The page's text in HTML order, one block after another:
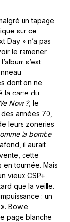
un tapage
sur ce
Day » n’a pas
le ramener
s’est
dont on ne
la carte du
Now ?, le
années 70,
leurs zoneries
la bombe
il aurait
cette
en tournée. Mais
vieux CSP+
que la veille.
: un
Bowie
page blanche